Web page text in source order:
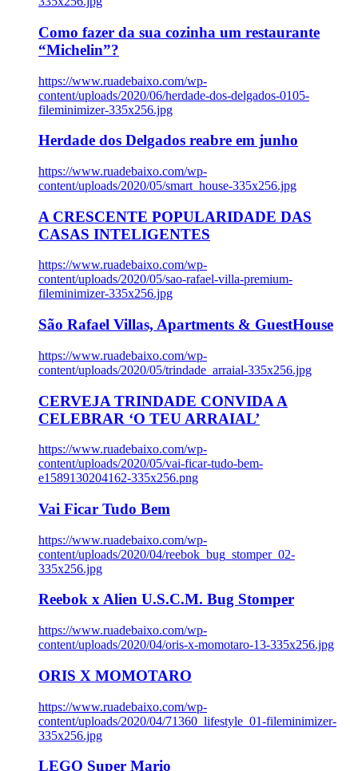
Como fazer da sua cozinha um restaurante
“Michelin”?
https://www.ruadebaixo.com/wp-
content/uploads/2020/06/herdade-dos-delgados-0105-
fileminimizer-335x256.jpg
Herdade dos Delgados reabre em junho
https://www.ruadebaixo.com/wp-
content/uploads/2020/05/smart_house-335x256.jpg
A CRESCENTE POPULARIDADE DAS
CASAS INTELIGENTES
https://www.ruadebaixo.com/wp-
content/uploads/2020/05/sao-rafael-villa-premium-
fileminimizer-335x256.jpg
São Rafael Villas, Apartments & GuestHouse
https://www.ruadebaixo.com/wp-
content/uploads/2020/05/trindade_arraial-335x256.jpg
CERVEJA TRINDADE CONVIDA A
CELEBRAR ‘O TEU ARRAIAL’
https://www.ruadebaixo.com/wp-
content/uploads/2020/05/vai-ficar-tudo-bem-
e1589130204162-335x256.png
Vai Ficar Tudo Bem
https://www.ruadebaixo.com/wp-
content/uploads/2020/04/reebok_bug_stomper_02-
335x256.jpg
Reebok x Alien U.S.C.M. Bug Stomper
https://www.ruadebaixo.com/wp-
content/uploads/2020/04/oris-x-momotaro-13-335x256.jpg
ORIS X MOMOTARO
https://www.ruadebaixo.com/wp-
content/uploads/2020/04/71360_lifestyle_01-fileminimizer-
335x256.jpg
LEGO Super Mario